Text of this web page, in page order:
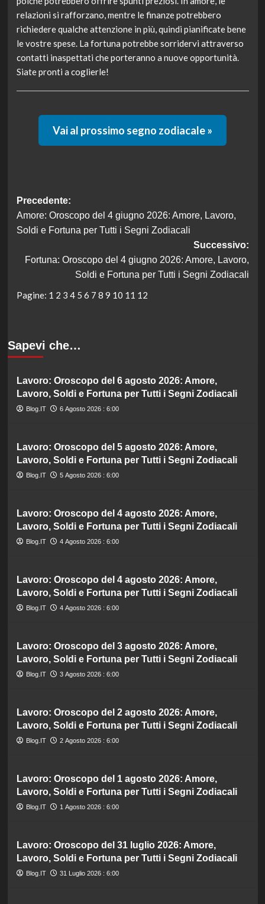
relazioni si rafforzano, mentre le finanze potrebbero
richiedere qualche attenzione in più, quindi pianificate bene
le vostre spese. La fortuna potrebbe sorridervi attraverso
contatti inaspettati che porteranno a nuove opportunità.
Siate pronti a coglierle!
Vai al prossimo segno zodiacale »
Navigazione
articolo
Precedente:
Amore: Oroscopo del 4 giugno 2026: Amore, Lavoro,
Soldi e Fortuna per Tutti i Segni Zodiacali
Successivo:
Fortuna: Oroscopo del 4 giugno 2026: Amore, Lavoro,
Soldi e Fortuna per Tutti i Segni Zodiacali
Pagine: 1 2 3 4 5 6 7 8 9 10 11 12
Sapevi che…
Lavoro: Oroscopo del 6 agosto 2026: Amore,
Lavoro, Soldi e Fortuna per Tutti i Segni Zodiacali
Blog.IT 6 Agosto 2026 : 6:00
Lavoro: Oroscopo del 5 agosto 2026: Amore,
Lavoro, Soldi e Fortuna per Tutti i Segni Zodiacali
Blog.IT 5 Agosto 2026 : 6:00
Lavoro: Oroscopo del 4 agosto 2026: Amore,
Lavoro, Soldi e Fortuna per Tutti i Segni Zodiacali
Blog.IT 4 Agosto 2026 : 6:00
Lavoro: Oroscopo del 4 agosto 2026: Amore,
Lavoro, Soldi e Fortuna per Tutti i Segni Zodiacali
Blog.IT 4 Agosto 2026 : 6:00
Lavoro: Oroscopo del 3 agosto 2026: Amore,
Lavoro, Soldi e Fortuna per Tutti i Segni Zodiacali
Blog.IT 3 Agosto 2026 : 6:00
Lavoro: Oroscopo del 2 agosto 2026: Amore,
Lavoro, Soldi e Fortuna per Tutti i Segni Zodiacali
Blog.IT 2 Agosto 2026 : 6:00
Lavoro: Oroscopo del 1 agosto 2026: Amore,
Lavoro, Soldi e Fortuna per Tutti i Segni Zodiacali
Blog.IT 1 Agosto 2026 : 6:00
Lavoro: Oroscopo del 31 luglio 2026: Amore,
Lavoro, Soldi e Fortuna per Tutti i Segni Zodiacali
Blog.IT 31 Luglio 2026 : 6:00